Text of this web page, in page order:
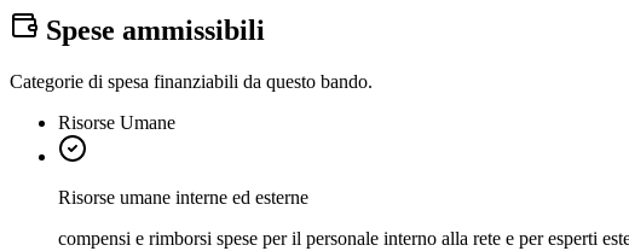
Spese ammissibili
Categorie di spesa finanziabili da questo bando.
Risorse Umane
Risorse umane interne ed esterne
compensi e rimborsi spese per il personale interno alla rete e per esperti